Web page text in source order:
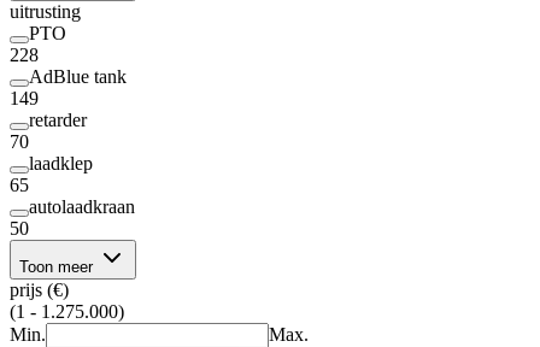
uitrusting
PTO
228
AdBlue tank
149
retarder
70
laadklep
65
autolaadkraan
50
Toon meer
prijs (€)
(1 - 1.275.000)
Min.
Max.